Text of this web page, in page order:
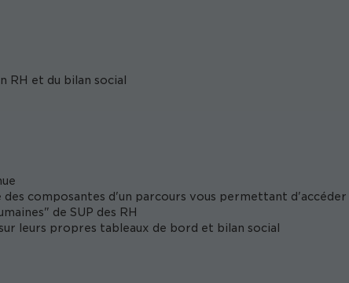
RH et du bilan social
composantes d'un parcours vous permettant d'accéder
de SUP des RH
leurs propres tableaux de bord et bilan social